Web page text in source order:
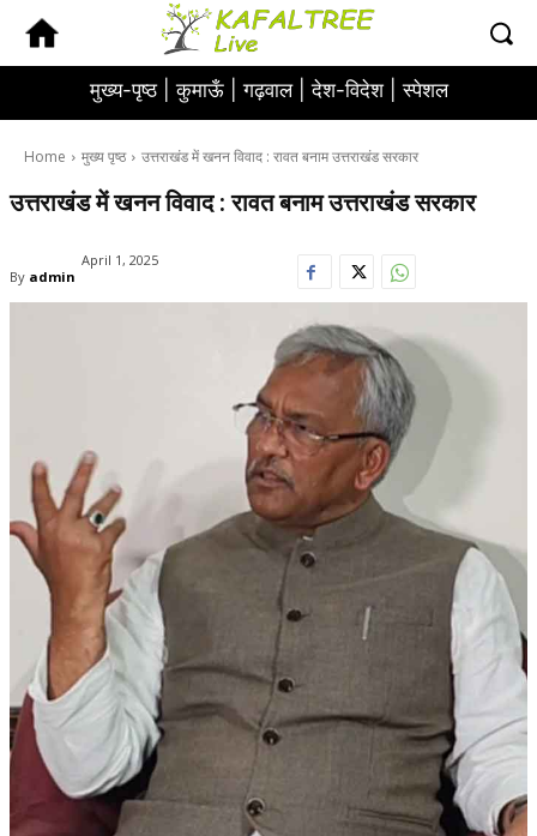
मुख्य-पृष्ठ |कुमाऊँ |गढ़वाल |देश-विदेश |स्पेशल
Home मुख्य पृष्ठ उत्तराखंड में खनन विवाद : रावत बनाम उत्तराखंड सरकार
उत्तराखंड में खनन विवाद : रावत बनाम उत्तराखंड सरकार
By admin
April 1, 2025